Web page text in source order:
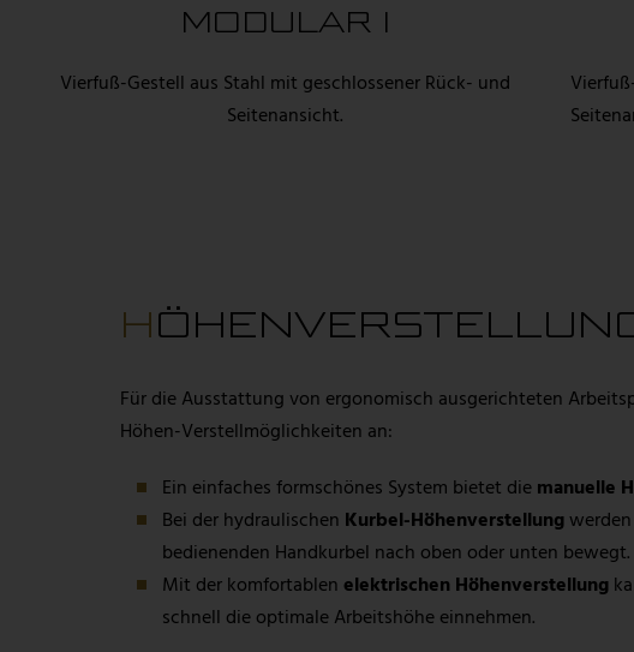
MODULAR I
Vierfuß-Gestell aus Stahl mit geschlossener Rück- und
Seitenansicht.
Für die Ausstattung von ergonomisch ausgerichteten
Höhen-Verstellmöglichkeiten an:
Ein einfaches formschönes System bietet diemanuelle
Bei der hydraulischen Kurbel-Höhenverstellung
bedienenden Handkurbel nach oben oder unten bewegt.
Mit der komfortablen elektrischen Höhenverstellung
schnell die optimale Arbeitshöhe einnehmen.